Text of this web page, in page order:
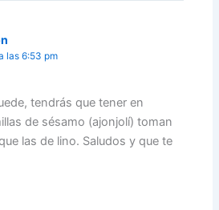
las 6:53 pm
tendrás que tener en
de sésamo (ajonjolí) toman
las de lino. Saludos y que te